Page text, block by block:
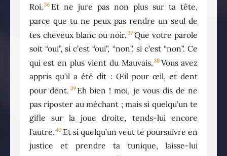
Roi.36 Et ne jure pas non plus sur ta tête,
parce que tu ne peux pas rendre un seul de
tes cheveux blanc ou noir. 37Que votre parole
soit “oui”, si c’est “oui”, “non”, si c’est “non”. Ce
qui est en plus vient du Mauvais.38 Vous avez
appris qu’il a été dit : Œil pour œil, et dent
pour dent. 39 Eh bien ! moi, je vous dis de ne
pas riposter au méchant ; mais si quelqu’un te
gifle sur la joue droite, tends-lui encore
l’autre.40 Et si quelqu’un veut te poursuivre en
justice et prendre ta tunique, laisse-lui